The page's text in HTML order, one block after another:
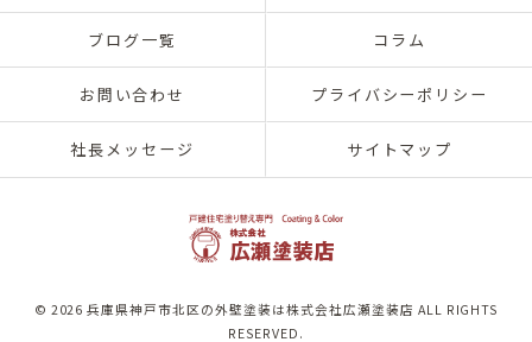
ブログ一覧 コラム
お問い合わせ プライバシーポリシー
社長メッセージ サイトマップ
© 2026 兵庫県神戸市北区の外壁塗装は株式会社広瀬塗装店 ALL RIGHTS
RESERVED.